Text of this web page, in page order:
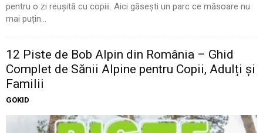
pentru o zi reușită cu copiii. Aici găsești un parc ce măsoare nu
mai puțin...
12 Piste de Bob Alpin din România – Ghid
Complet de Sănii Alpine pentru Copii, Adulți și
Familii
GOKID